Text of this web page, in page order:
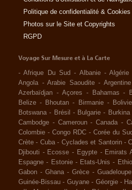
Politique de confidentialité & Cookies
Photos sur le Site et Copyrights
RGPD
Voyage Sur Mesure et à La Carte
-Afrique Du Sud - Albanie -Algérie
Angola -Arabie Saoudite -Argentine
Azerbaïdjan - Açores - Bahamas -
Belize - Bhoutan - Birmanie - Bolivie
Botswana - Brésil - Bulgarie -
Cambodge - Cameroun - Canada -
Colombie - Congo RDC - Corée du
Crète - Cuba - Cyclades et Santorin -
Djibouti - Ecosse - Egypte - Emirats
Espagne - Estonie - Etats-Unis -
Gabon - Ghana - Grèce - Guadeloupe
Guinée-Bissau - Guyane - Géorgie -